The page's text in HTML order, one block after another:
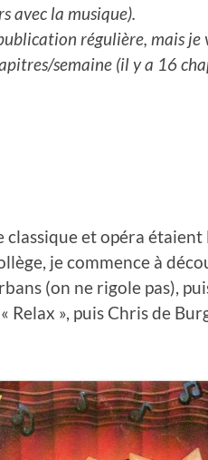
avec la musique).
régulière, mais je
semaine (il y a 16
et opéra étaient
je commence à
(on ne rigole pas),
», puis Chris de